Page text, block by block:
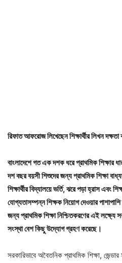
রিফাত আফরোজ লিখেছেন শিক্ষার্থীর লিখন দক্ষতা
বাংলাদেশে গত এক দশক ধরে প্রাথমিক শিক্ষার
দশ বছর বয়সী শিশুদের জন্য প্রাথমিক শিক্ষা
শিক্ষার্থীর বিদ্যালয়ে ভর্তি, ঝরে পড়া হ্রাস এবং
যোগ্যতাসম্পন্ন শিক্ষক নিয়োগ দেওয়ার
জন্য প্রাথমিক শিক্ষা নিশ্চিতকরণের এই লক্ষ্যে
সংস্থা বেশ কিছু উদ্যোগ গ্রহণ করেছে।
সরকারিভাবে অবৈতনিক প্রাথমিক শিক্ষা,